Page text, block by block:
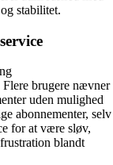
stabilitet.
Flere brugere nævner
uden mulighed
abonnementer, selv
for at være sløv,
blandt